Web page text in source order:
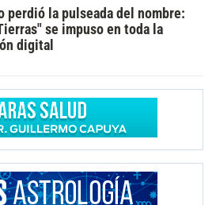
perdió la pulseada del nombre:
se impuso en toda la
digital